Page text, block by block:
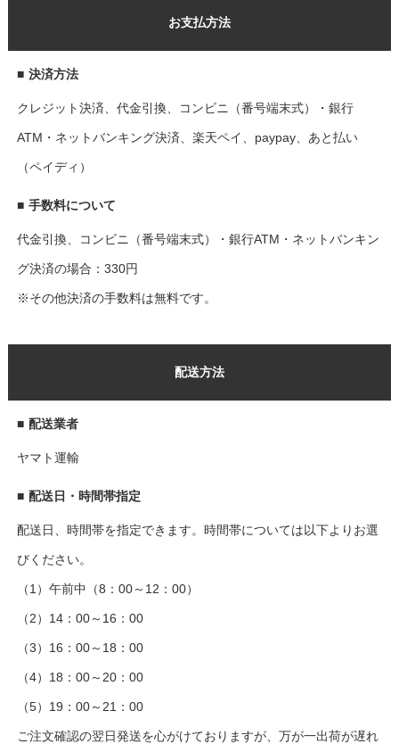
お支払方法
■ 決済方法
クレジット決済、代金引換、コンビニ（番号端末式）・銀行
ATM・ネットバンキング決済、楽天ペイ、paypay、あと払い
（ペイディ）
■ 手数料について
代金引換、コンビニ（番号端末式）・銀行ATM・ネットバンキン
グ決済の場合：330円
※その他決済の手数料は無料です。
配送方法
■ 配送業者
ヤマト運輸
■ 配送日・時間帯指定
配送日、時間帯を指定できます。時間帯については以下よりお選
びください。
（1）午前中（8：00～12：00）
（2）14：00～16：00
（3）16：00～18：00
（4）18：00～20：00
（5）19：00～21：00
ご注文確認の翌日発送を心がけておりますが、万が一出荷が遅れ